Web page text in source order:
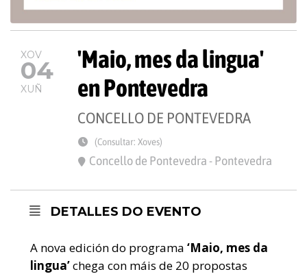
XOV
04
XUÑ
'Maio, mes da lingua'
en Pontevedra
CONCELLO DE PONTEVEDRA
(Consultar: Xoves)
Concello de Pontevedra - Pontevedra
DETALLES DO EVENTO
A nova edición do programa ‘Maio, mes da
lingua’chega con máis de 20 propostas